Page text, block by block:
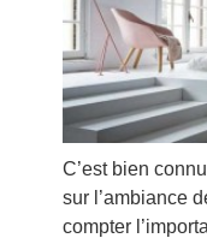
C’est bien
sur l’ambiance
compter